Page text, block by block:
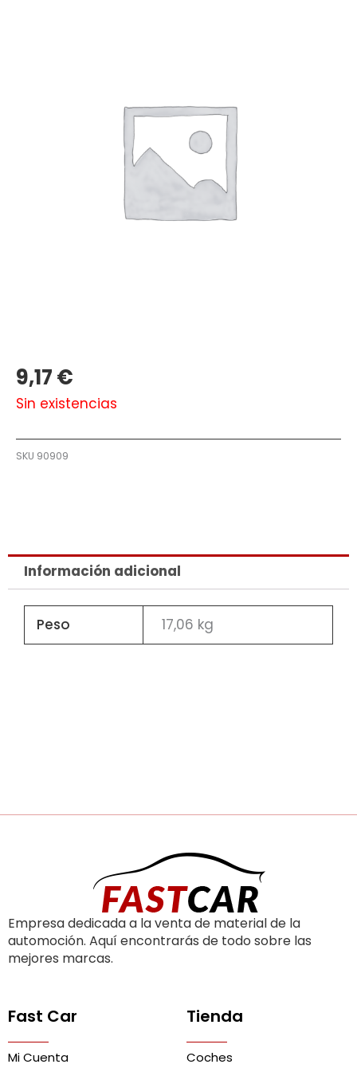
9,17€
Sin existencias
SKU 90909
Información adicional
Peso 17,06 kg
Empresa dedicada a la venta de material de la
automoción. Aquí encontrarás de todo sobre las
mejores marcas.
Fast Car
Mi Cuenta
Tienda
Coches